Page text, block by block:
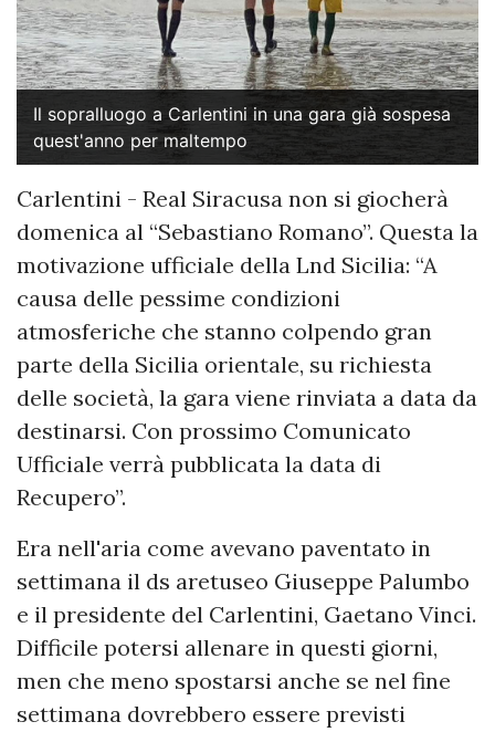
Il sopralluogo a Carlentini in una gara già sospesa
quest'anno per maltempo
Carlentini - Real Siracusa non si giocherà
domenica al “Sebastiano Romano”. Questa la
motivazione ufficiale della Lnd Sicilia: “A
causa delle pessime condizioni
atmosferiche che stanno colpendo gran
parte della Sicilia orientale, su richiesta
delle società, la gara viene rinviata a data da
destinarsi. Con prossimo Comunicato
Ufficiale verrà pubblicata la data di
Recupero”.
Era nell'aria come avevano paventato in
settimana il ds aretuseo Giuseppe Palumbo
e il presidente del Carlentini, Gaetano Vinci.
Difficile potersi allenare in questi giorni,
men che meno spostarsi anche se nel fine
settimana dovrebbero essere previsti